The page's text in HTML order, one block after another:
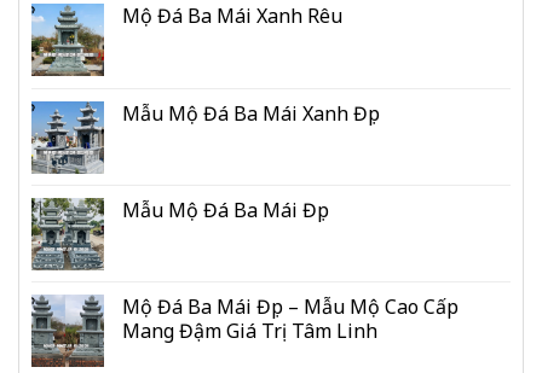
Mộ Đá Ba Mái Xanh Rêu
Mẫu Mộ Đá Ba Mái Xanh Đẹp
Mẫu Mộ Đá Ba Mái Đẹp
Mộ Đá Ba Mái Đẹp – Mẫu Mộ Cao Cấp
Mang Đậm Giá Trị Tâm Linh